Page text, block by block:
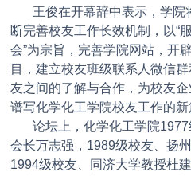
王俊在开幕辞中表示，学
断完善校友工作长效机制，以“
会”为宗旨，完善学院网站，开
目，建立校友班级联系人微信
友之间的了解与合作，为校友
谱写化学化工学院校友工作的新
论坛上，化学化工学院
会长万志强，1989级校友、扬
1994级校友、同济大学教授杜